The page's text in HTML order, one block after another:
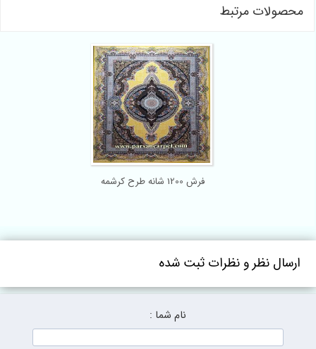
محصولات مرتبط
فرش 1200 شانه طرح کرشمه
ارسال نظر و نظرات ثبت شده
نام شما :